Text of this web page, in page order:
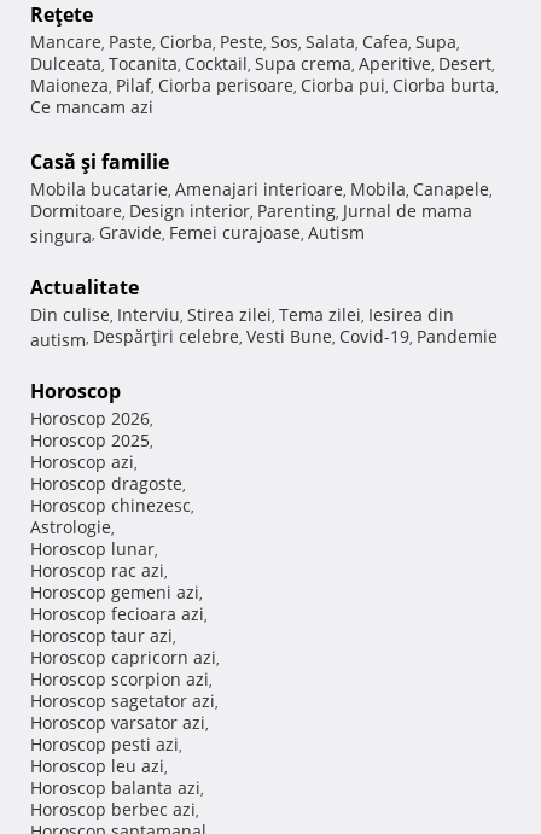
Reţete
Mancare, Paste, Ciorba, Peste, Sos, Salata, Cafea, Supa,
Dulceata, Tocanita, Cocktail, Supa crema, Aperitive, Desert,
Maioneza, Pilaf, Ciorba perisoare, Ciorba pui, Ciorba burta,
Ce mancam azi
Casă şi familie
Mobila bucatarie, Amenajari interioare, Mobila, Canapele,
Dormitoare, Design interior, Parenting, Jurnal de mama
singura, Gravide, Femei curajoase, Autism
Actualitate
Din culise, Interviu, Stirea zilei, Tema zilei, Iesirea din
autism, Despărţiri celebre, Vesti Bune, Covid-19, Pandemie
Horoscop
Horoscop 2026,
Horoscop 2025,
Horoscop azi,
Horoscop dragoste,
Horoscop chinezesc,
Astrologie,
Horoscop lunar,
Horoscop rac azi,
Horoscop gemeni azi,
Horoscop fecioara azi,
Horoscop taur azi,
Horoscop capricorn azi,
Horoscop scorpion azi,
Horoscop sagetator azi,
Horoscop varsator azi,
Horoscop pesti azi,
Horoscop leu azi,
Horoscop balanta azi,
Horoscop berbec azi,